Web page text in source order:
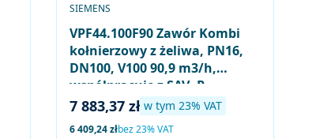
VPF44.100F90 Zawór Kombi
kołnierzowy z żeliwa, PN16,
DN100, V100 90,9 m3/h,
współpracuje z SAV..P..,
SQV..P..
PRODUCENT
SIEMENS
Cena brutto
7 883,37 zł w tym %s VAT
w tym 23% VAT
Cena netto
6 409,24 złbez 23% VAT